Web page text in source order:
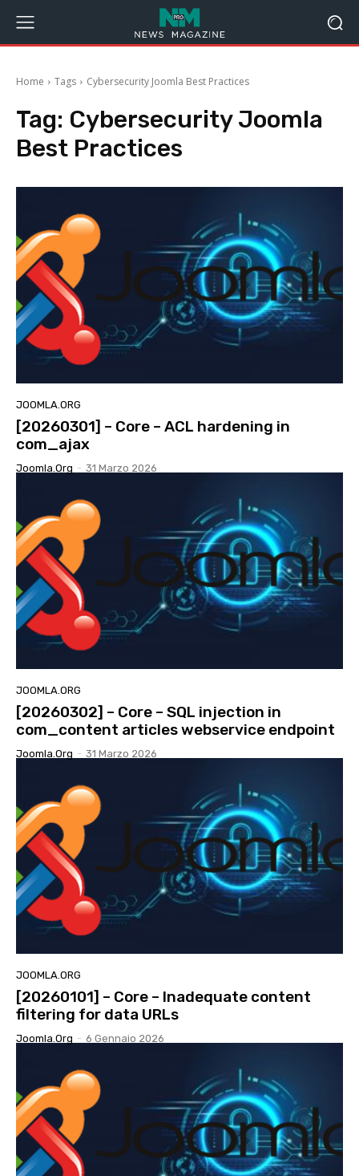
Home Tags Cybersecurity Joomla Best Practices
Tag: Cybersecurity Joomla
Best Practices
JOOMLA.ORG
[20260301] – Core – ACL hardening in
com_ajax
Joomla.org - 31 Marzo 2026
JOOMLA.ORG
[20260302] – Core – SQL injection in
com_content articles webservice endpoint
Joomla.org - 31 Marzo 2026
JOOMLA.ORG
[20260101] – Core – Inadequate content
filtering for data URLs
Joomla.org - 6 Gennaio 2026